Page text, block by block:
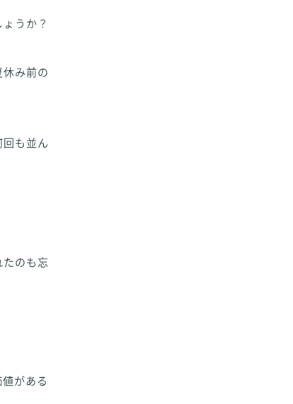
うか？
み前の
も並ん
のも忘
がある